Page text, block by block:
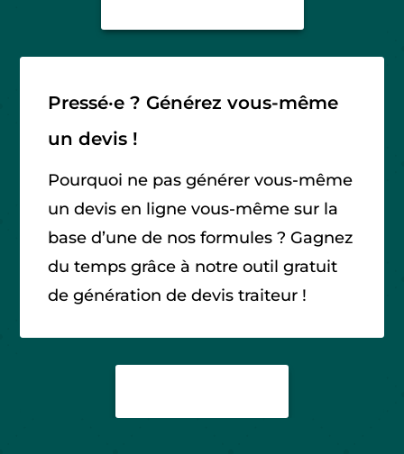
Pressé·e ? Générez vous-même
un devis !
Pourquoi ne pas générer vous-même
un devis en ligne vous-même sur la
base d’une de nos formules ? Gagnez
du temps grâce à notre outil gratuit
de génération de devis traiteur !